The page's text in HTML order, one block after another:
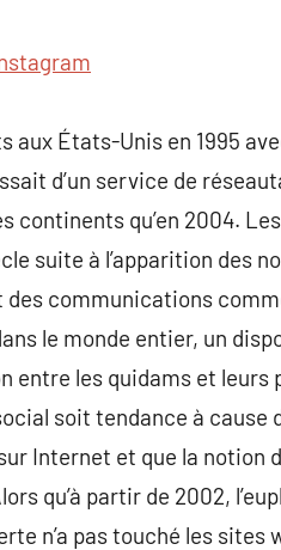
aux États-Unis en 1995
d’un service de
continents qu’en 2004.
suite à l’apparition des
communications
le monde entier, un
entre les quidams et leurs
soit tendance à
Internet et que la notion
qu’à partir de 2002,
n’a pas touché les sites